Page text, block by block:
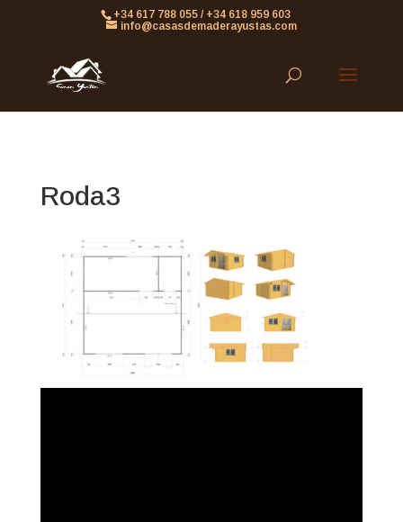
861613063953479
+34 617 788 055 / +34 618 959 603
info@casasdemaderayustas.com
Roda3